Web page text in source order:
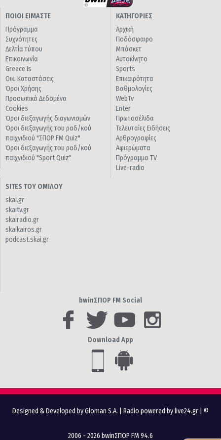
ΠΟΙΟΙ ΕΙΜΑΣΤΕ
Πρόγραμμα
Συχνότητες
Δελτία τύπου
Επικοινωνία
Greece Is
Οικ. Καταστάσεις
Όροι Χρήσης
Προσωπικά Δεδομένα
Cookies
Όροι διεξαγωγής διαγωνισμών
Όροι διεξαγωγής του ραδ/κού
παιχνιδιού "ΣΠΟΡ FM Quiz"
Όροι διεξαγωγής του ραδ/κού
παιχνιδιού "Sport Quiz"
ΚΑΤΗΓΟΡΙΕΣ
Αρχική
Ποδόσφαιρο
Μπάσκετ
Αυτοκίνητο
Sports
Επικαιρότητα
Βαθμολογίες
WebTv
Enter
Πρωτοσέλιδα
Τελευταίες Ειδήσεις
Αρθρογραφίες
Αφιερώματα
Πρόγραμμα TV
Live-radio
SITES ΤΟΥ ΟΜΙΛΟΥ
skai.gr
skaitv.gr
skairadio.gr
skaikairos.gr
podcast.skai.gr
bwinΣΠΟΡ FM Social
Download App
Designed & Developed by Gloman S.A. Radio powered by live24.gr | ©
2006 - 2026 bwinΣΠΟΡ FM 94.6